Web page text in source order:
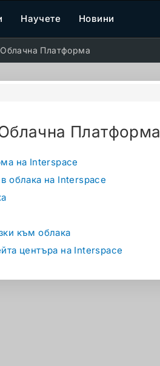
Научете Новини
Платформа
Платформа
на Interspace
облака на Interspace
към облака
центъра на Interspace